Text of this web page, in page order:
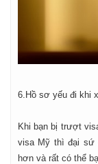
6.Hồ sơ yếu đi khi
Khi bạn bị trượt
visa Mỹ thì đại sứ
hơn và rất có thể